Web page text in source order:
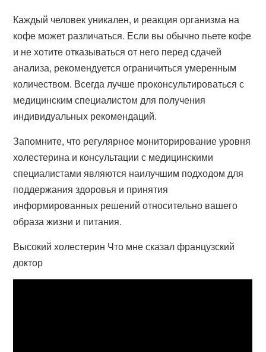
Каждый человек уникален, и реакция организма на
кофе может различаться. Если вы обычно пьете кофе
и не хотите отказываться от него перед сдачей
анализа, рекомендуется ограничиться умеренным
количеством. Всегда лучше проконсультироваться с
медицинским специалистом для получения
индивидуальных рекомендаций.
Запомните, что регулярное мониторирование уровня
холестерина и консультации с медицинскими
специалистами являются наилучшим подходом для
поддержания здоровья и принятия
информированных решений относительно вашего
образа жизни и питания.
Высокий холестерин Что мне сказал французский
доктор